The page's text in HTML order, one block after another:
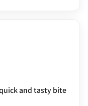
and tasty bite